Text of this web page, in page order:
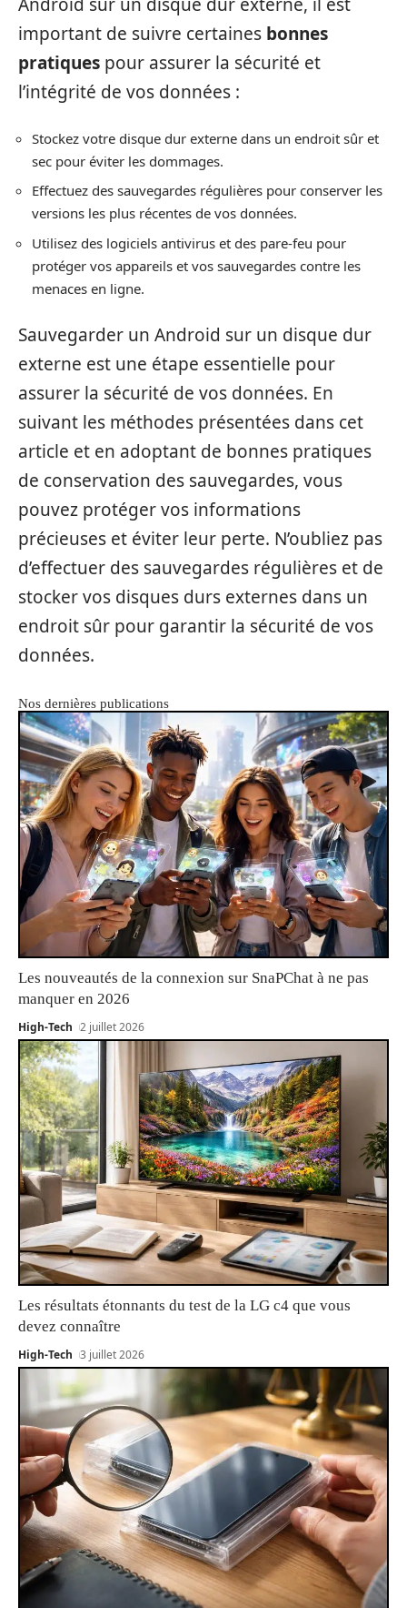
Android sur un disque dur externe, il est
important de suivre certaines bonnes
pratiques pour assurer la sécurité et
l’intégrité de vos données :
Stockez votre disque dur externe dans un endroit sûr et
sec pour éviter les dommages.
Effectuez des sauvegardes régulières pour conserver les
versions les plus récentes de vos données.
Utilisez des logiciels antivirus et des pare-feu pour
protéger vos appareils et vos sauvegardes contre les
menaces en ligne.
Sauvegarder un Android sur un disque dur
externe est une étape essentielle pour
assurer la sécurité de vos données. En
suivant les méthodes présentées dans cet
article et en adoptant de bonnes pratiques
de conservation des sauvegardes, vous
pouvez protéger vos informations
précieuses et éviter leur perte. N’oubliez pas
d’effectuer des sauvegardes régulières et de
stocker vos disques durs externes dans un
endroit sûr pour garantir la sécurité de vos
données.
Nos dernières publications
Les nouveautés de la connexion sur SnaPChat à ne pas
manquer en 2026
High-Tech 2 juillet 2026
Les résultats étonnants du test de la LG c4 que vous
devez connaître
High-Tech 3 juillet 2026